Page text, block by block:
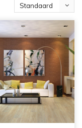
Standaard